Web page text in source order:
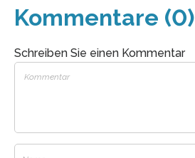
Kommentare (0)
Schreiben Sie einen Kommentar